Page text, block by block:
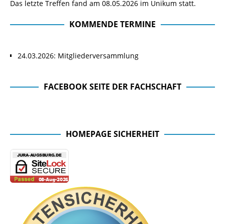
Das letzte Treffen fand am 08.05.2026 im Unikum statt.
KOMMENDE TERMINE
24.03.2026: Mitgliederversammlung
FACEBOOK SEITE DER FACHSCHAFT
HOMEPAGE SICHERHEIT